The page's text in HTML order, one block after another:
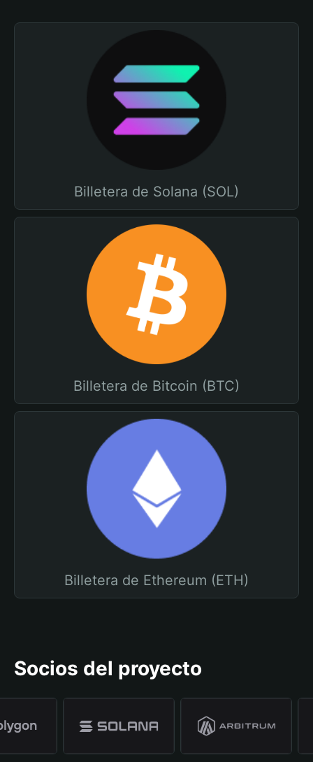
Billetera de Solana (SOL)
Billetera de Bitcoin (BTC)
Billetera de Ethereum (ETH)
Socios del proyecto